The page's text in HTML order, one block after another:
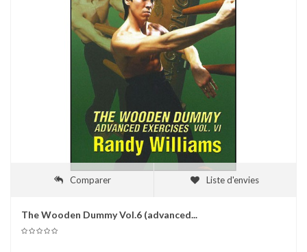
Comparer Liste d'envies
The Wooden Dummy Vol.6 (advanced...